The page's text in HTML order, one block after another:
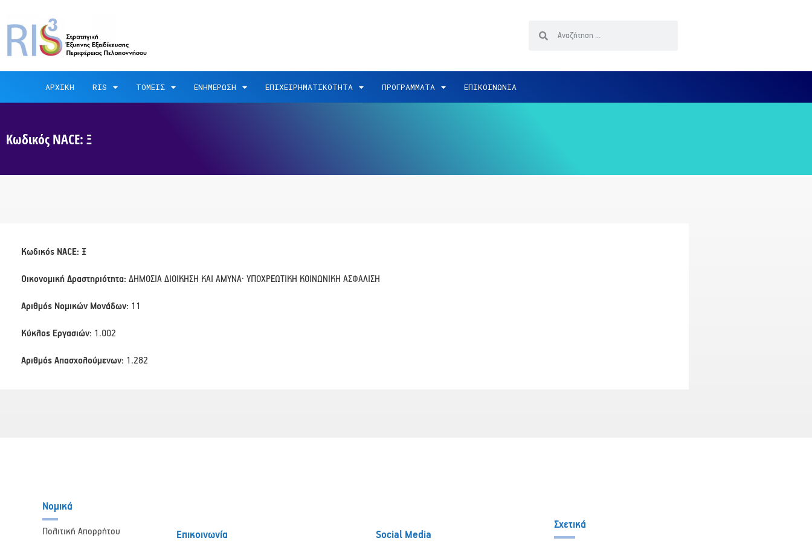
ΑΡΧΙΚΗ RIS ΤΟΜΕΙΣ ΕΝΗΜΕΡΩΣΗ ΕΠΙΧΕΙΡΗΜΑΤΙΚΟΤΗΤΑ ΠΡΟΓΡΑΜΜΑΤΑ ΕΠΙΚΟΙΝΩΝΙΑ
Κωδικός NACE: Ξ
Κωδικός NACE: Ξ
Οικονομική Δραστηριότητα: ΔΗΜΟΣΙΑ ΔΙΟΙΚΗΣΗ ΚΑΙ ΑΜΥΝΑ· ΥΠΟΧΡΕΩΤΙΚΗ ΚΟΙΝΩΝΙΚΗ ΑΣΦΑΛΙΣΗ
Αριθμός Νομικών Μονάδων: 11
Κύκλος Εργασιών: 1.002
Αριθμός Απασχολούμενων: 1.282
Νομικά
Πολιτική Απορρήτου Επικοινωνία Social Media
Σχετικά